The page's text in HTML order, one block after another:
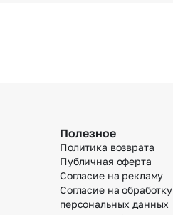
Полезное
Политика возврата
Публичная оферта
Согласие на рекламу
Согласие на обработку
персональных данных